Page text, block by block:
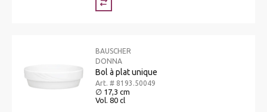
BAUSCHER
DONNA
Bol à plat unique
Art. # 8193.50049
∅ 17,3 cm
Vol. 80 cl